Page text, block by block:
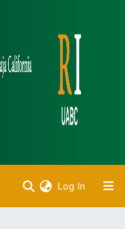
Log In(current)